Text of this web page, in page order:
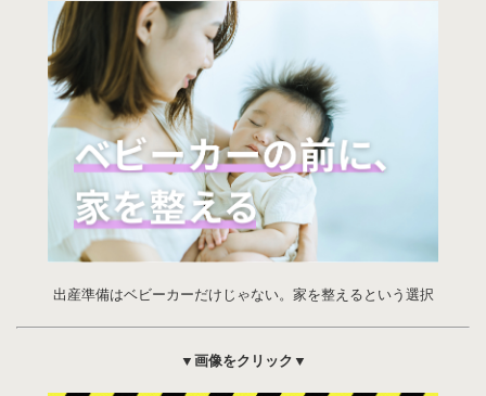
出産準備はベビーカーだけじゃない。家を整えるという選択
▼画像をクリック▼